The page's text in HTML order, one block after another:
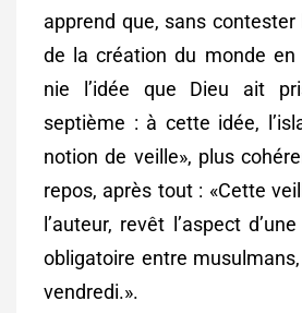
apprend que, sans
de la création du monde en
nie l’idée que Dieu ait
septième : à cette idée,
notion de veille», plus
repos, après tout : «Cette
l’auteur, revêt l’aspect
obligatoire entre
vendredi.».